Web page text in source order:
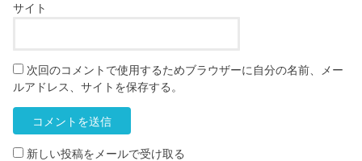
サイト
次回のコメントで使用するためブラウザーに自分の名前、メー
ルアドレス、サイトを保存する。
新しい投稿をメールで受け取る